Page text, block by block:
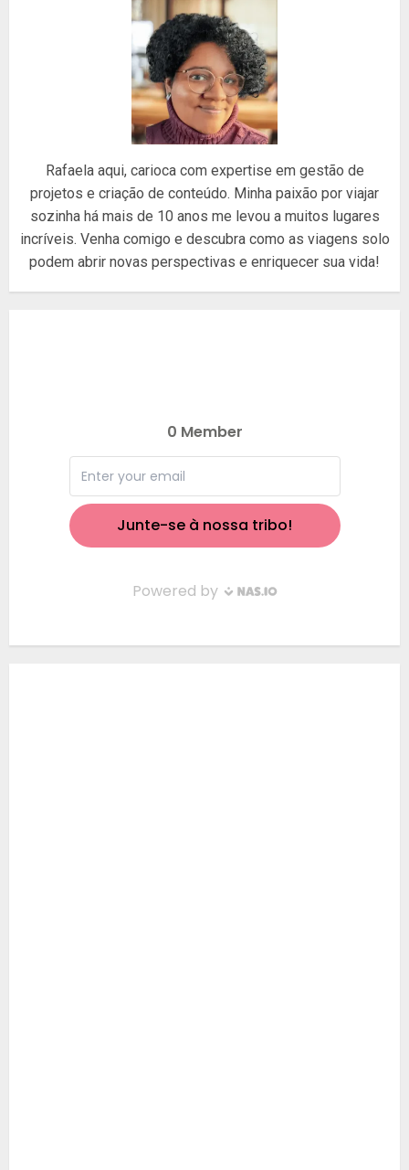
Rafaela aqui, carioca com expertise em gestão de
projetos e criação de conteúdo. Minha paixão por viajar
sozinha há mais de 10 anos me levou a muitos lugares
incríveis. Venha comigo e descubra como as viagens solo
podem abrir novas perspectivas e enriquecer sua vida!